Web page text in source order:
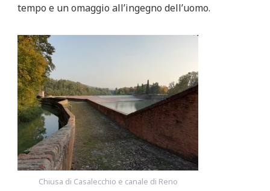
tempo e un omaggio all’ingegno dell’uomo.
Chiusa di Casalecchio e canale di Reno